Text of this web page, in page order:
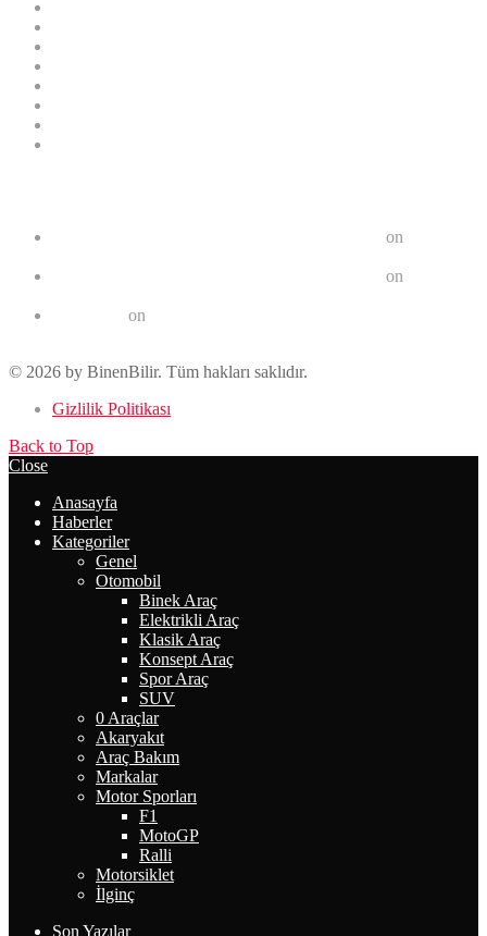
on
on
on
© 2026 by BinenBilir. Tüm hakları saklıdır.
Gizlilik Politikası
Back to Top
Close
Anasayfa
Haberler
Kategoriler
Genel
Otomobil
Binek Araç
Elektrikli Araç
Klasik Araç
Konsept Araç
Spor Araç
SUV
0 Araçlar
Akaryakıt
Araç Bakım
Markalar
Motor Sporları
F1
MotoGP
Ralli
Motorsiklet
İlginç
Son Yazılar